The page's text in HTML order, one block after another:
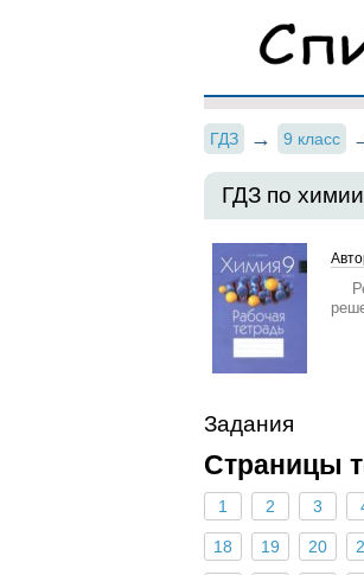
ГДЗ 9 класс
ГДЗ по
Задания
Страницы
1 2 3
18 19 20